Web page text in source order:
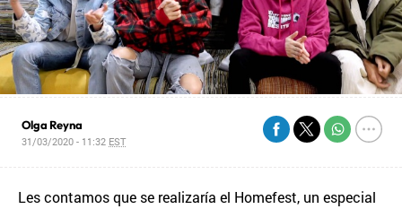
Olga Reyna
31/03/2020 - 11:32 EST
Les contamos que se realizaría el Homefest, un especial